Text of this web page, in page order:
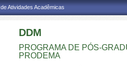
Atividades Acadêmicas
DDM
PROGRAMA DE PÓS-
PRODEMA